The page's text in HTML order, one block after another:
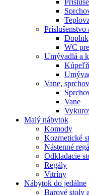
WC
Umývadlá a
Vane,
Vane
Malý nábytok
Komody
Kozmetické
Nástenné
Odkladacie
Regály
Vitríny
Nábytok do jedálne
Barové stoly